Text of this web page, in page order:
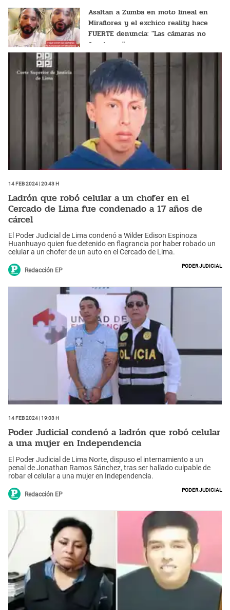
Asaltan a Zumba en moto lineal en
Miraflores y el exchico reality hace
FUERTE denuncia: "Las cámaras no
funcionan"
14 Feb 2024 | 20:43 h
Ladrón que robó celular a un chofer en el
Cercado de Lima fue condenado a 17 años de
cárcel
El Poder Judicial de Lima condenó a Wilder Edison Espinoza
Huanhuayo quien fue detenido en flagrancia por haber robado un
celular a un chofer de un auto en el Cercado de Lima.
Redacción EP
Poder Judicial
14 Feb 2024 | 19:03 h
Poder Judicial condenó a ladrón que robó celular
a una mujer en Independencia
El Poder Judicial de Lima Norte, dispuso el internamiento a un
penal de Jonathan Ramos Sánchez, tras ser hallado culpable de
robar el celular a una mujer en Independencia.
Redacción EP
Poder Judicial